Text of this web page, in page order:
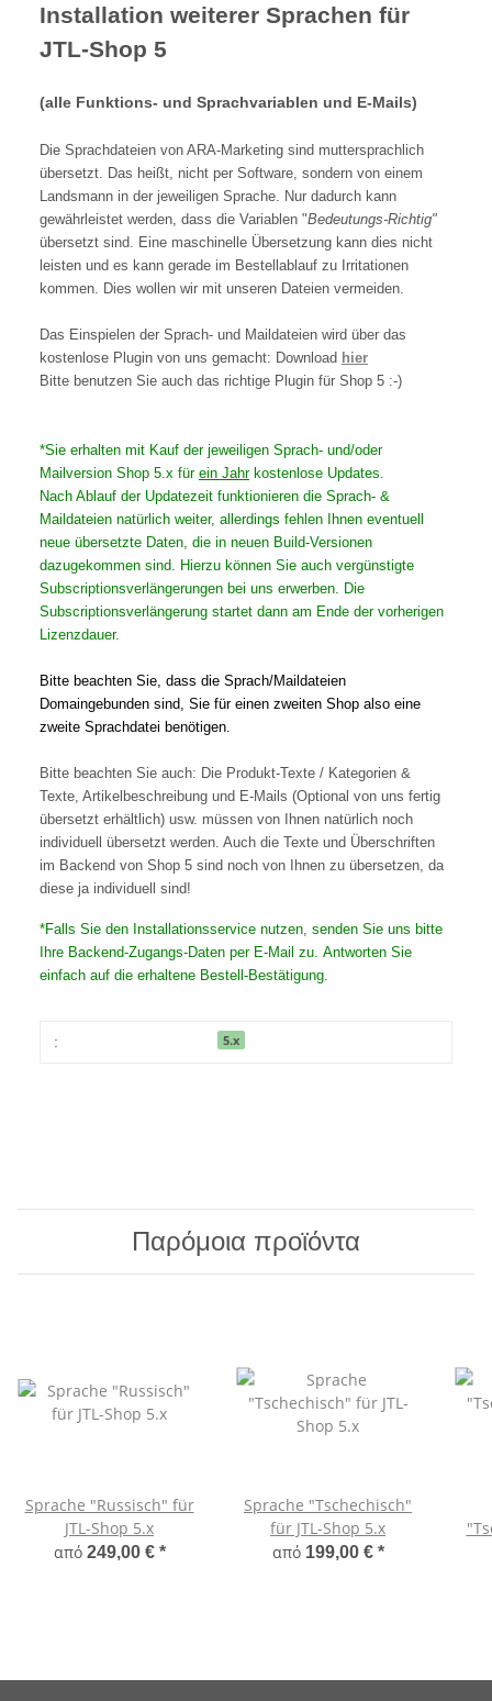
Installation weiterer Sprachen für
JTL-Shop 5
(alle Funktions- und Sprachvariablen und E-Mails)
Die Sprachdateien von ARA-Marketing sind muttersprachlich
übersetzt. Das heißt, nicht per Software, sondern von einem
Landsmann in der jeweiligen Sprache. Nur dadurch kann
gewährleistet werden, dass die Variablen "Bedeutungs-Richtig"
übersetzt sind. Eine maschinelle Übersetzung kann dies nicht
leisten und es kann gerade im Bestellablauf zu Irritationen
kommen. Dies wollen wir mit unseren Dateien vermeiden.
Das Einspielen der Sprach- und Maildateien wird über das
kostenlose Plugin von uns gemacht: Download hier
Bitte benutzen Sie auch das richtige Plugin für Shop 5 :-)
*Sie erhalten mit Kauf der jeweiligen Sprach- und/oder
Mailversion Shop 5.x für ein Jahrkostenlose Updates.
Nach Ablauf der Updatezeit funktionieren die Sprach- &
Maildateien natürlich weiter, allerdings fehlen Ihnen eventuell
neue übersetzte Daten, die in neuen Build-Versionen
dazugekommen sind. Hierzu können Sie auch vergünstigte
Subscriptionsverlängerungen bei uns erwerben. Die
Subscriptionsverlängerung startet dann am Ende der vorherigen
Lizenzdauer.
Bitte beachten Sie, dass die Sprach/Maildateien
Domaingebunden sind, Sie für einen zweiten Shop also eine
zweite Sprachdatei benötigen.
Bitte beachten Sie auch: Die Produkt-Texte / Kategorien &
Texte, Artikelbeschreibung und E-Mails (Optional von uns fertig
übersetzt erhältlich) usw. müssen von Ihnen natürlich noch
individuell übersetzt werden. Auch die Texte und Überschriften
im Backend von Shop 5 sind noch von Ihnen zu übersetzen, da
diese ja individuell sind!
*Falls Sie den Installationsservice nutzen, senden Sie uns bitte
Ihre Backend-Zugangs-Daten per E-Mail zu. Antworten Sie
einfach auf die erhaltene Bestell-Bestätigung.
: 5.x
Παρόμοια προϊόντα
Sprache "Russisch" für
JTL-Shop 5.x
από 249,00 € *
Sprache "Tschechisch"
für JTL-Shop 5.x
από 199,00 € *